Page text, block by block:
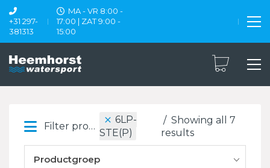
+31 297-
381313
MA - VR 8:00 -
17:00 | ZAT 9:00 -
15:00
Filter products
6LP-
STE(P)
Showing all 7
results
Productgroep